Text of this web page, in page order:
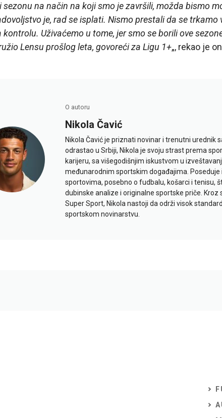
sezonu na način na koji smo je završili, možda bismo
je, rad se isplati. Nismo prestali da se trkamo
kontrolu. Uživaćemo u tome, jer smo se borili ove
Lensu prošlog leta, govoreći za Ligu 1+„, rekao je
O autoru
Nikola Čavić
Nikola Čavić je priznati novinar i trenutni urednik
odrastao u Srbiji, Nikola je svoju strast prema
karijeru, sa višegodišnjim iskustvom u
međunarodnim sportskim događajima.
sportovima, posebno o fudbalu, košarci i tenisu,
dubinske analize i originalne sportske priče. Kroz
Super Sport, Nikola nastoji da održi visok
sportskom novinarstvu.